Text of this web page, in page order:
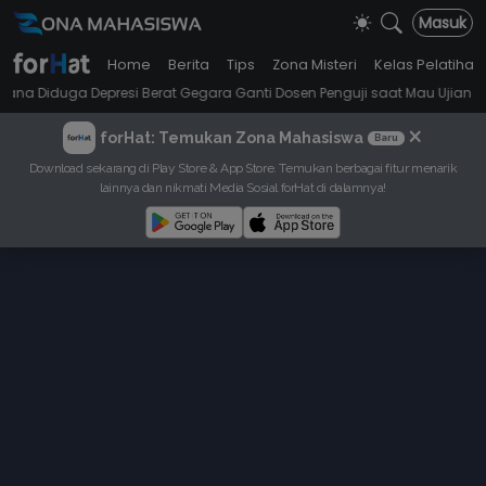
Masuk
Home Berita Tips Zona Misteri
Kelas Pelatihan
Berat Gegara Ganti Dosen Penguji saat Mau Ujian Skripsi •
forHat: Temukan Zona Mahasiswa Baru ×
Download sekarang di Play Store & App Store. Temukan berbagai fitur menarik
lainnya dan nikmati Media Sosial forHat di dalamnya!